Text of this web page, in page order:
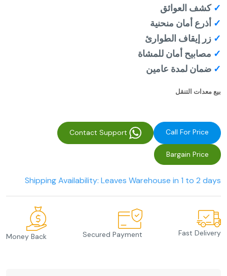
✓ كشف العوائق
✓ أذرع أمان منحنية
✓ زر إيقاف الطوارئ
✓ مصابيح أمان للمشاة
✓ ضمان لمدة عامين
بيع معدات التنقل
Call For Price
Bargain Price
Shipping Availability: Leaves Warehouse in 1 to 2 days
Fast Delivery
Secured Payment
Money Back